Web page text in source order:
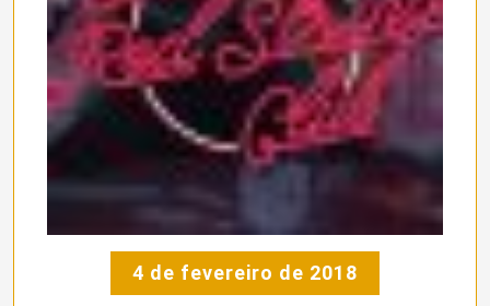
4 de fevereiro de 2018